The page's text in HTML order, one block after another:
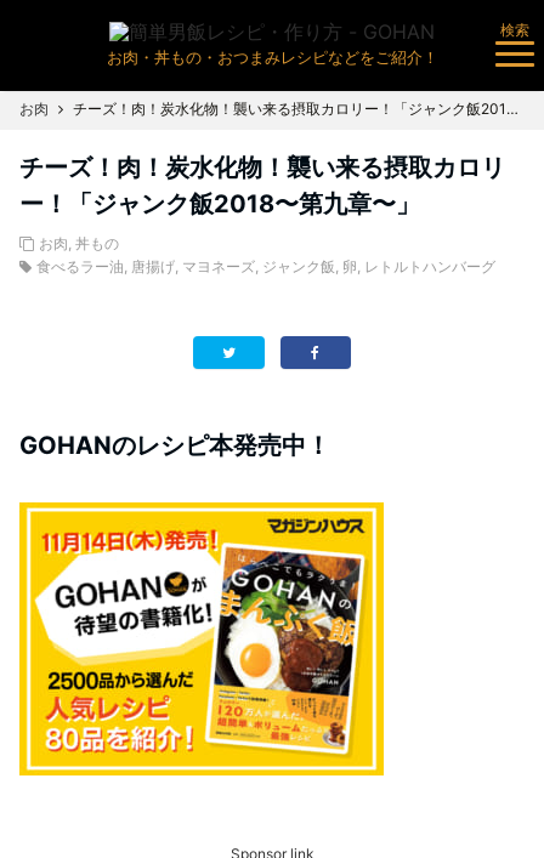
お肉・丼もの・おつまみレシピなどをご紹介！
検索
お肉 チーズ！肉！炭水化物！襲い来る摂取カロリー！「ジャンク飯2018〜第九章〜」
チーズ！肉！炭水化物！襲い来る摂取カロリ
ー！「ジャンク飯2018〜第九章〜」
お肉, 丼もの
食べるラー油, 唐揚げ, マヨネーズ, ジャンク飯, 卵, レトルトハンバーグ
GOHANのレシピ本発売中！
Sponsor link